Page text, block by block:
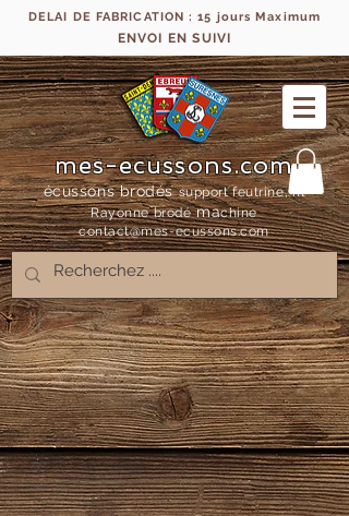
DELAI DE FABRICATION : 15 jours Maximum
ENVOI EN SUIVI
mes-ecussons.com
écussons brodés support feutrine, fil
Rayonne brodémachine
contact@mes-ecussons.com